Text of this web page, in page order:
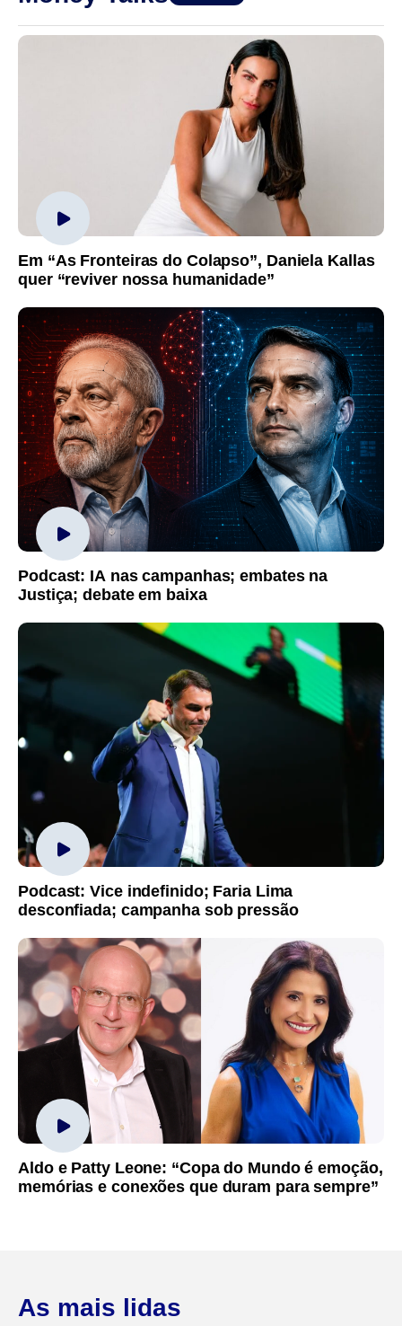
Em “As Fronteiras do Colapso”, Daniela Kallas
quer “reviver nossa humanidade”
Podcast: IA nas campanhas; embates na
Justiça; debate em baixa
Podcast: Vice indefinido; Faria Lima
desconfiada; campanha sob pressão
Aldo e Patty Leone: “Copa do Mundo é emoção,
memórias e conexões que duram para sempre”
As mais lidas